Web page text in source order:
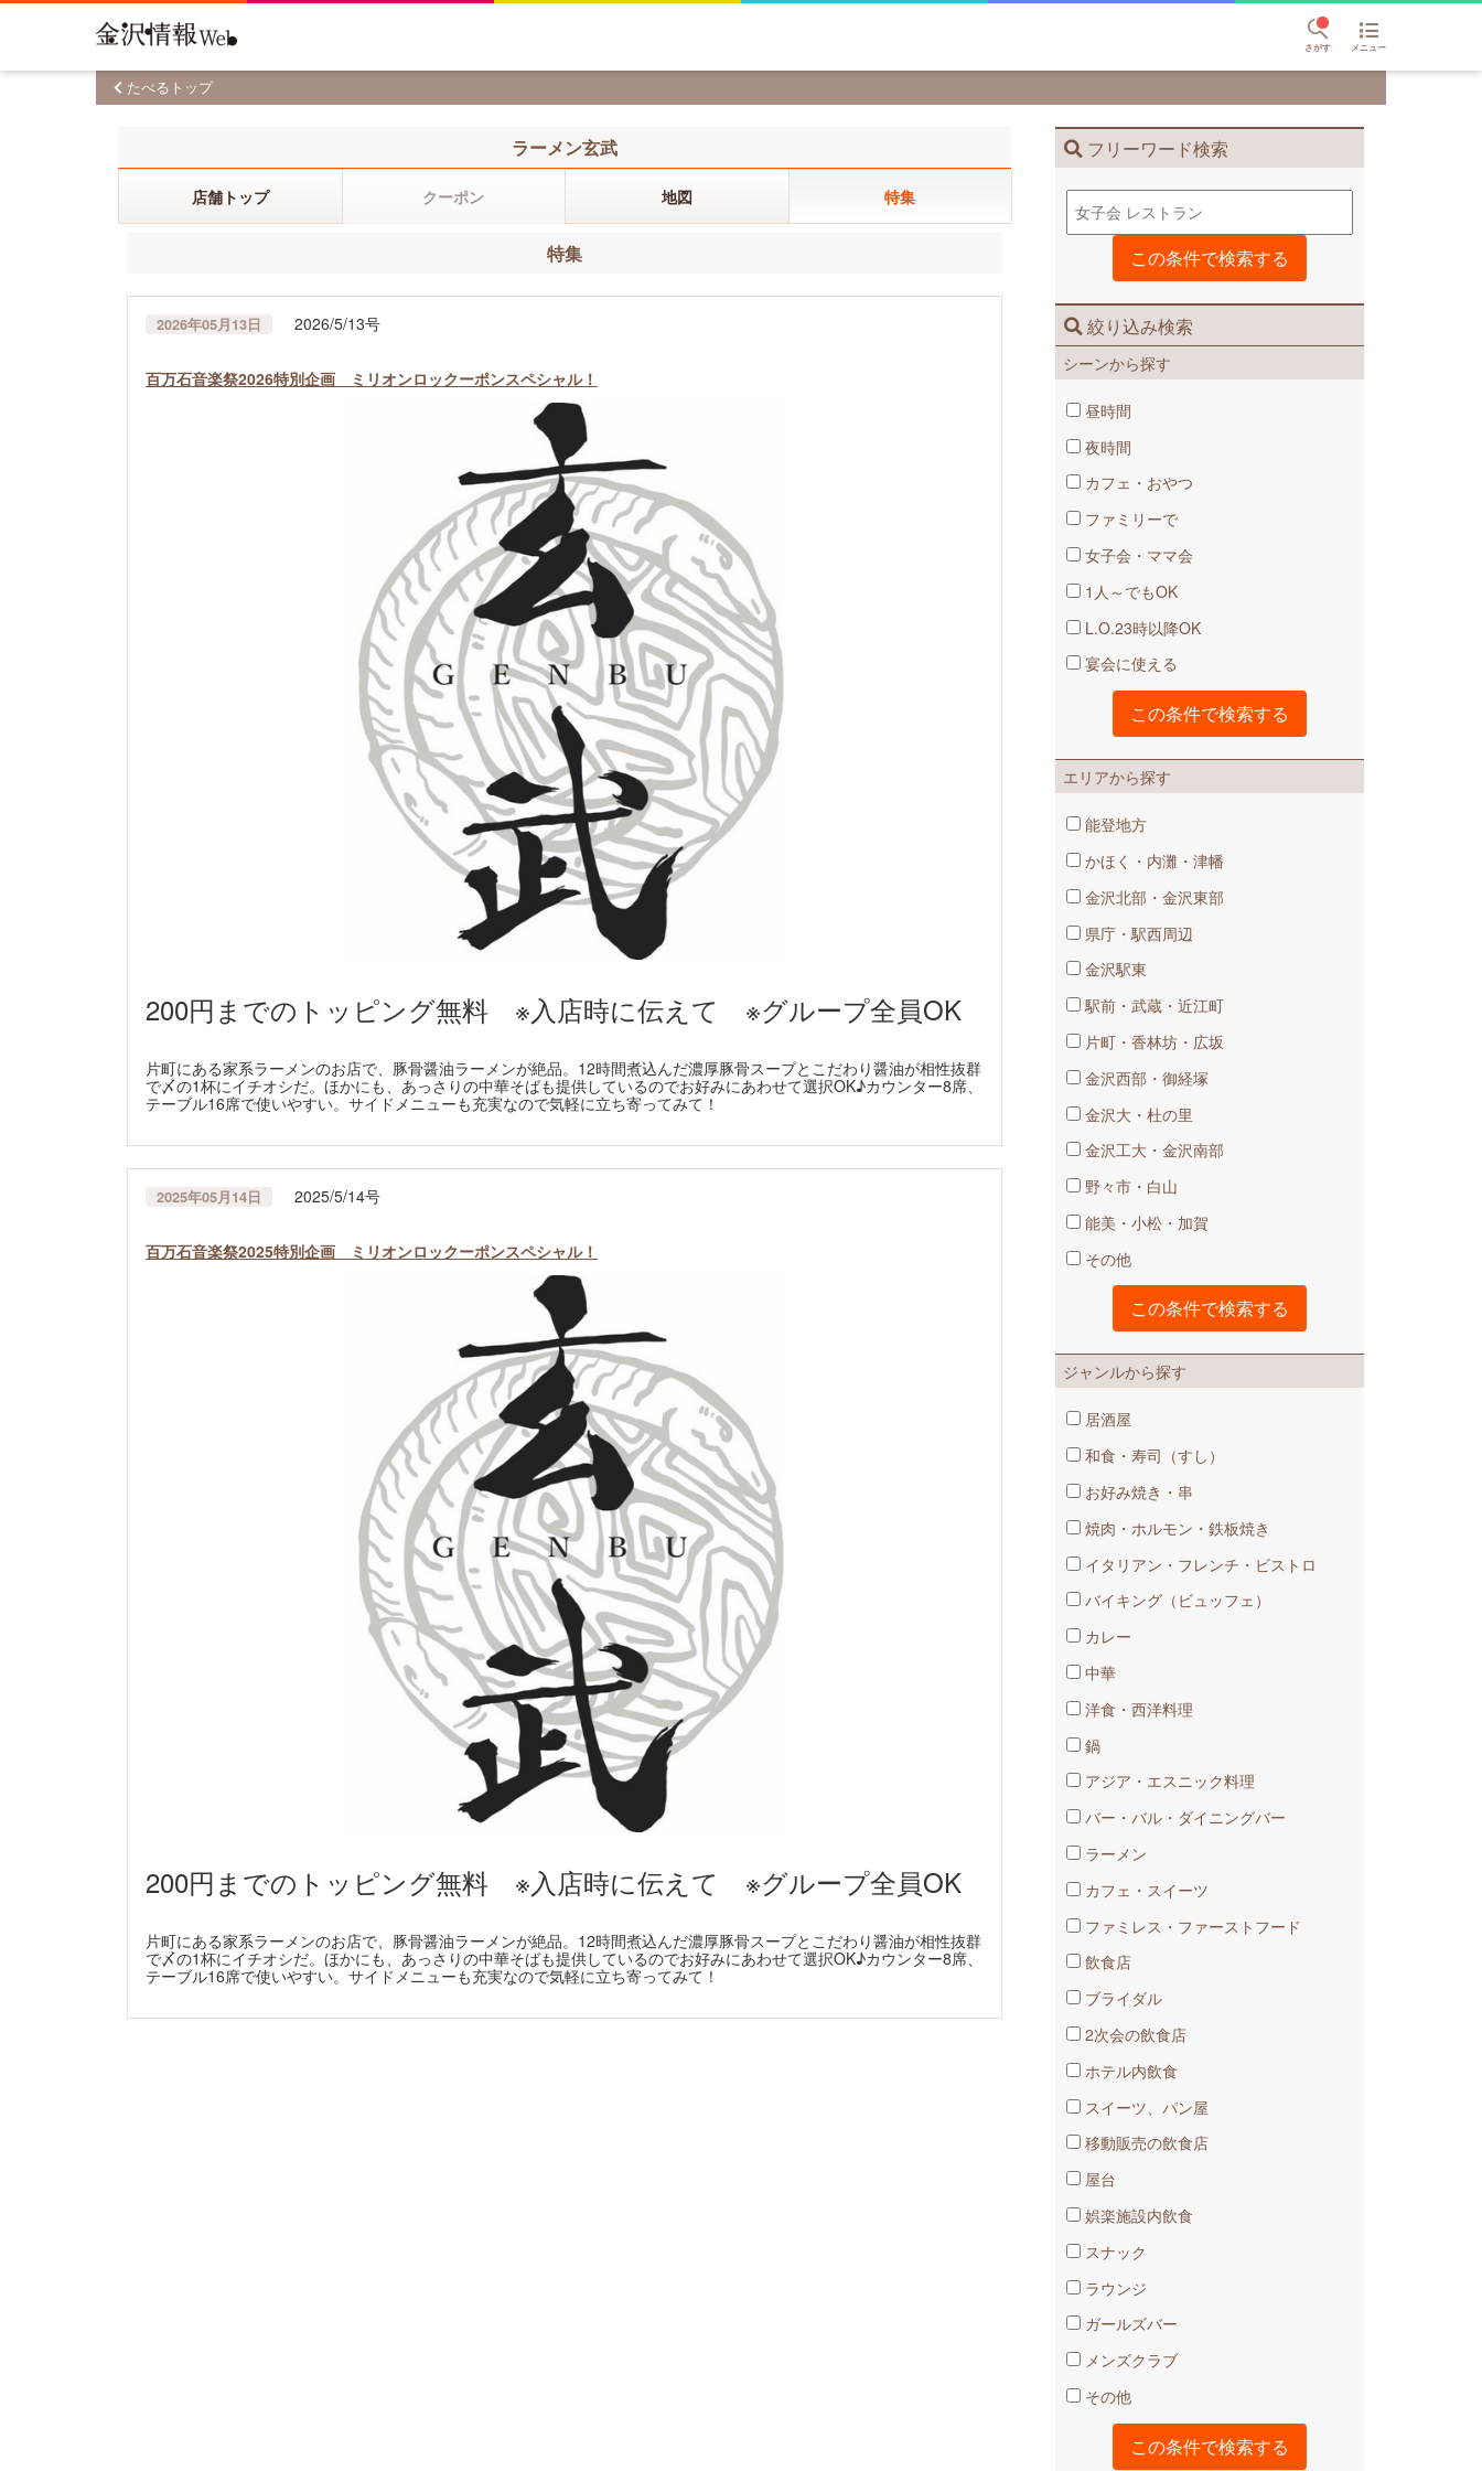
さがす メニュー
たべるトップ
フリーワード検索
絞り込み検索
シーンから探す
昼時間
夜時間
カフェ・おやつ
ファミリーで
女子会・ママ会
1人～でもOK
L.O.23時以降OK
宴会に使える
エリアから探す
能登地方
かほく・内灘・津幡
金沢北部・金沢東部
県庁・駅西周辺
金沢駅東
駅前・武蔵・近江町
片町・香林坊・広坂
金沢西部・御経塚
金沢大・杜の里
金沢工大・金沢南部
野々市・白山
能美・小松・加賀
その他
ジャンルから探す
居酒屋
和食・寿司（すし）
お好み焼き・串
焼肉・ホルモン・鉄板焼き
イタリアン・フレンチ・ビストロ
バイキング（ビュッフェ）
カレー
中華
洋食・西洋料理
鍋
アジア・エスニック料理
バー・バル・ダイニングバー
ラーメン
カフェ・スイーツ
ファミレス・ファーストフード
飲食店
ブライダル
2次会の飲食店
ホテル内飲食
スイーツ、パン屋
移動販売の飲食店
屋台
娯楽施設内飲食
スナック
ラウンジ
ガールズバー
メンズクラブ
その他
ラーメン玄武
店舗トップ クーポン 地図 特集
特集
2026年05月13日 2026/5/13号
百万石音楽祭2026特別企画 ミリオンロックーポンスペシャル！
200円までのトッピング無料 ※入店時に伝えて ※グループ全員OK
片町にある家系ラーメンのお店で、豚骨醤油ラーメンが絶品。12時間煮込んだ濃厚豚骨スープとこだわり醤油が相性抜群
で〆の1杯にイチオシだ。ほかにも、あっさりの中華そばも提供しているのでお好みにあわせて選択OK♪カウンター8席、
テーブル16席で使いやすい。サイドメニューも充実なので気軽に立ち寄ってみて！
2025年05月14日 2025/5/14号
百万石音楽祭2025特別企画 ミリオンロックーポンスペシャル！
200円までのトッピング無料 ※入店時に伝えて ※グループ全員OK
片町にある家系ラーメンのお店で、豚骨醤油ラーメンが絶品。12時間煮込んだ濃厚豚骨スープとこだわり醤油が相性抜群
で〆の1杯にイチオシだ。ほかにも、あっさりの中華そばも提供しているのでお好みにあわせて選択OK♪カウンター8席、
テーブル16席で使いやすい。サイドメニューも充実なので気軽に立ち寄ってみて！